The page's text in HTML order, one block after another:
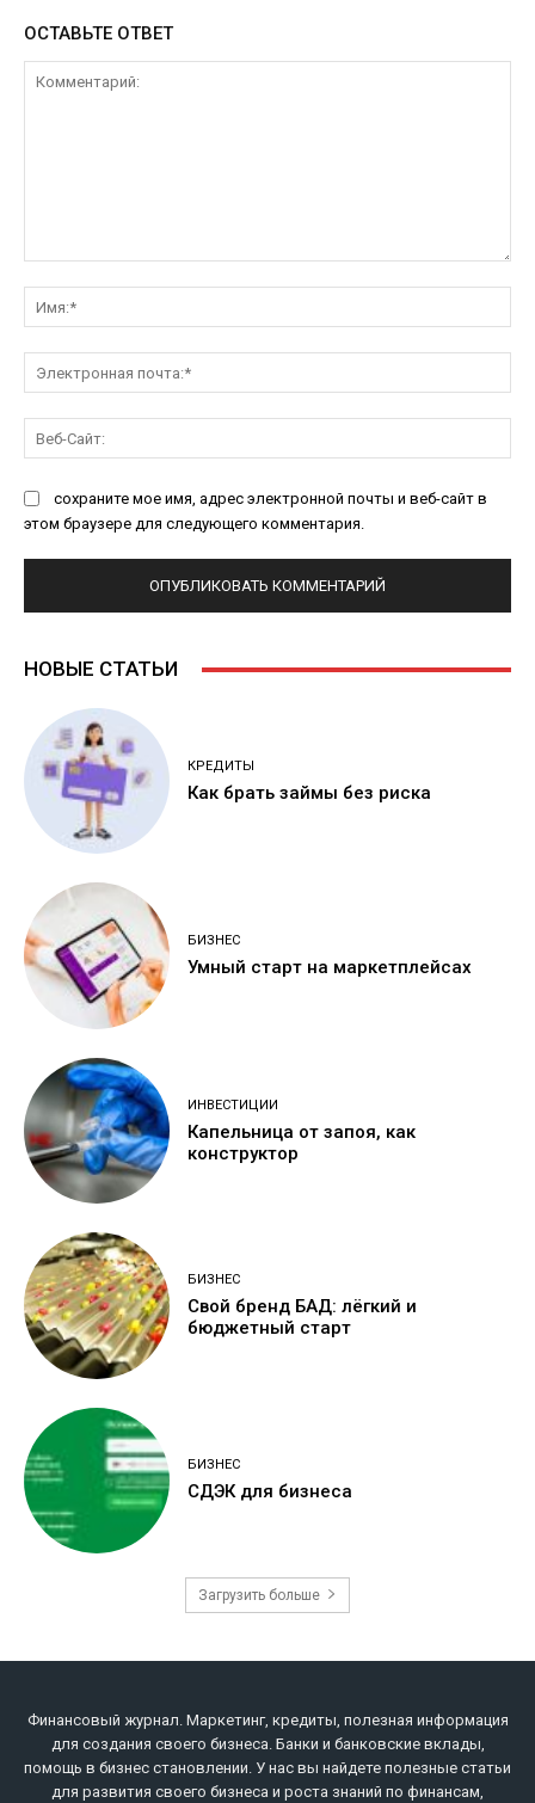
ОСТАВЬТЕ ОТВЕТ
сохраните мое имя, адрес электронной почты и веб-сайт в
этом браузере для следующего комментария.
НОВЫЕ СТАТЬИ
КРЕДИТЫ
Как брать займы без риска
БИЗНЕС
Умный старт на маркетплейсах
ИНВЕСТИЦИИ
Капельница от запоя, как
конструктор
БИЗНЕС
Свой бренд БАД: лёгкий и
бюджетный старт
БИЗНЕС
СДЭК для бизнеса
Загрузить больше
Финансовый журнал. Маркетинг, кредиты, полезная информация
для создания своего бизнеса. Банки и банковские вклады,
помощь в бизнес становлении. У нас вы найдете полезные статьи
для развития своего бизнеса и роста знаний по финансам,